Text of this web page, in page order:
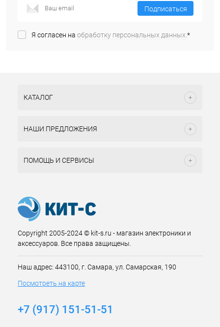
Подписаться
Я согласен на обработку персональных данных.*
КАТАЛОГ
НАШИ ПРЕДЛОЖЕНИЯ
ПОМОЩЬ И СЕРВИСЫ
Copyright 2005-2024 © kit-s.ru - магазин электроники и
аксессуаров. Все права защищены.
Наш адрес: 443100, г. Самара, ул. Самарская, 190
Посмотреть на карте
+7 (917) 151-51-51